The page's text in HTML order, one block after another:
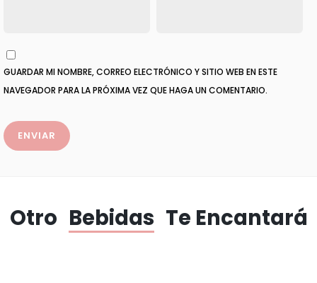
GUARDAR MI NOMBRE, CORREO ELECTRÓNICO Y SITIO WEB EN ESTE
NAVEGADOR PARA LA PRÓXIMA VEZ QUE HAGA UN COMENTARIO.
Otro Bebidas Te Encantará